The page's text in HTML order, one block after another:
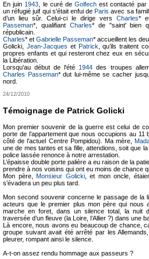
En juin 1943 , le curé deGolfech est contacté par
un réfugié juif qui s'était enfui deParis avec sa
d’un lieu sûr. Celui-ci le dirige vers Charles*
Passeman*, qualifiant Charles* de "saint' bien
républicain.
Charles* et Gabrielle Passeman* accueillent les
Golicki, Jean-Jacques et Patrick , qu’ils traitent
propres enfants et qui resteront chez eux en
la Libération.
Lorsqu'au début de l'été 1944 des troupes
Charles Passeman* dut lui-même se cacher
nord.
24/12/2010
Témoignage de Patrick Golicki
Mon premier souvenir de la guerre est celui de
porte de l’appartement que nous occupions au
côté de l’actuel Centre Pompidou). Ma mère,
une de mes tantes et sa fille, attendions, soit que
police lassée renonce à notre arrestation.
L’épaisse double porte palière a eu raison de la
prendre à nos voisins qui ont eu moins de chance
Mon père, Monsieur Golicki, et mon oncle,
s’évadera un peu plus tard.
Mon second souvenir concerne le passage de la
acteurs que le premier plus mon père qui nous
marche en foret, dans un silence total, la nuit
traversée d’un fleuve (la Loire, l’Allier ?) dans une
Là encore, nous avons eu beaucoup de chance,
groupe suivant avait été arrêté par les
pleurer, rompant ainsi le silence.
A-t-on assez rendu hommage aux passeurs ?